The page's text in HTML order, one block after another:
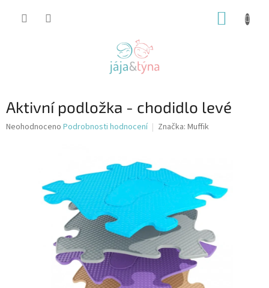
Aktivní podložka - chodidlo levé
Průměrné
Neohodnoceno Podrobnosti hodnocení Značka: Muffik